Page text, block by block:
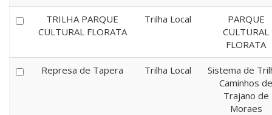
TRILHA PARQUE
CULTURAL FLORATA
Trilha Local
PARQUE
CULTURAL
FLORATA
Represa de Tapera Trilha Local
Sistema de
Caminhos de
Trajano de
Moraes